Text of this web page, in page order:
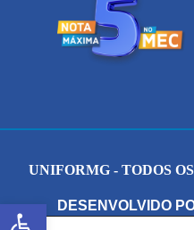
Abrir a barra
UNIFORMG - TODOS
DESENVOLVIDO